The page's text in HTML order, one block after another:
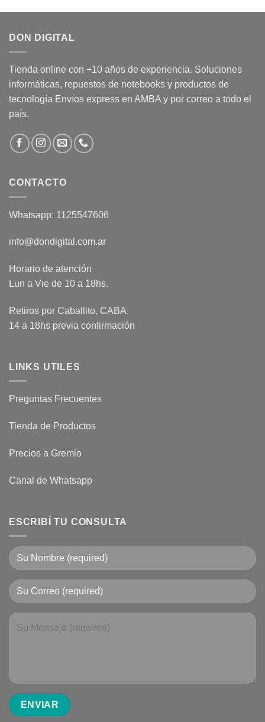
DON DIGITAL
Tienda online con +10 años de experiencia. Soluciones
informáticas, repuestos de notebooks y productos de
tecnología Envíos express en AMBA y por correo a todo el
país.
CONTACTO
Whatsapp: 1125547606
info@dondigital.com.ar
Horario de atención
Lun a Vie de 10 a 18hs.
Retiros por Caballito, CABA.
14 a 18hs previa confirmación
LINKS UTILES
Preguntas Frecuentes
Tienda de Productos
Precios a Gremio
Canal de Whatsapp
ESCRIBÍ TU CONSULTA